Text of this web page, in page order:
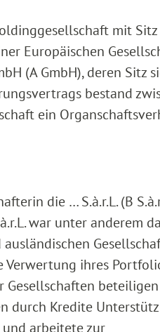
mit
Europäischen
(A GmbH), deren Sitz
bestand
ein
die … S.à.r.L. (B
war unter anderem
Verwertung ihres
Gesellschaften
durch Kredite
und arbeitete zur